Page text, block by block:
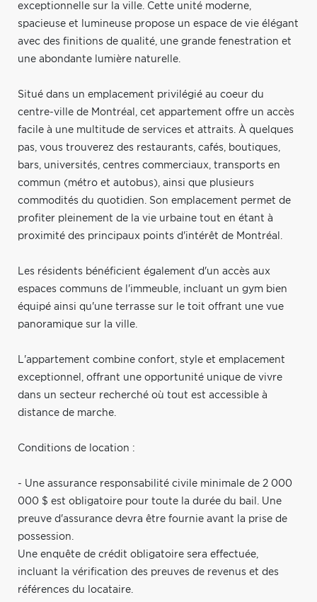
exceptionnelle sur la ville. Cette unité moderne,
spacieuse et lumineuse propose un espace de vie élégant
avec des finitions de qualité, une grande fenestration et
une abondante lumière naturelle.
Situé dans un emplacement privilégié au coeur du
centre-ville de Montréal, cet appartement offre un accès
facile à une multitude de services et attraits. À quelques
pas, vous trouverez des restaurants, cafés, boutiques,
bars, universités, centres commerciaux, transports en
commun (métro et autobus), ainsi que plusieurs
commodités du quotidien. Son emplacement permet de
profiter pleinement de la vie urbaine tout en étant à
proximité des principaux points d'intérêt de Montréal.
Les résidents bénéficient également d'un accès aux
espaces communs de l'immeuble, incluant un gym bien
équipé ainsi qu'une terrasse sur le toit offrant une vue
panoramique sur la ville.
L'appartement combine confort, style et emplacement
exceptionnel, offrant une opportunité unique de vivre
dans un secteur recherché où tout est accessible à
distance de marche.
Conditions de location :
- Une assurance responsabilité civile minimale de 2 000
000 $ est obligatoire pour toute la durée du bail. Une
preuve d'assurance devra être fournie avant la prise de
possession.
Une enquête de crédit obligatoire sera effectuée,
incluant la vérification des preuves de revenus et des
références du locataire.